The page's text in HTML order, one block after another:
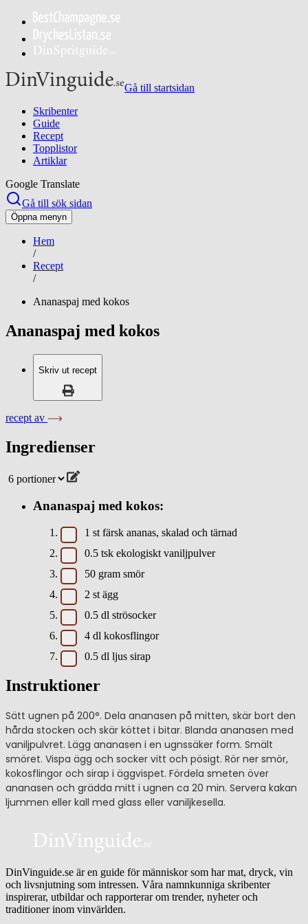
Gå till startsidan
Skribenter
Guide
Recept
Topplistor
Artiklar
Google Translate
Gå till sök sidan
Öppna menyn
Hem
/
Recept
/
Ananaspaj med kokos
Ananaspaj med kokos
Skriv ut recept
recept av
Ingredienser
Ananaspaj med kokos:
1 st färsk ananas, skalad och tärnad
0.5 tsk ekologiskt vaniljpulver
50 gram smör
2 st ägg
0.5 dl strösocker
4 dl kokosflingor
0.5 dl ljus sirap
Instruktioner
Sätt ugnen på 200°. Dela ananasen på mitten, skär bort den
hårda stocken och skär köttet i bitar. Blanda ananasen med
vaniljpulvret. Lägg ananasen i en ugnssäker form. Smält
smöret. Vispa ägg och socker vitt och pösigt. Rör ner smör,
kokosflingor och sirap i äggvispet. Fördela smeten över
ananasen och grädda mitt i ugnen ca 20 min. Servera kakan
ljummen eller kall med glass eller vaniljkesella.
DinVinguide.se är en guide för människor som har mat, dryck, vin
och livsnjutning som intressen. Våra namnkunniga skribenter
inspirerar, utbildar och rapporterar om trender, nyheter och
traditioner inom vinvärlden.